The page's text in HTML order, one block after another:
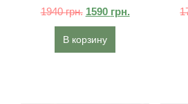
1940грн. 1590 грн.
В корзину